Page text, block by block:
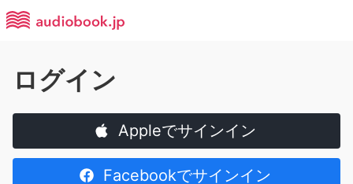
ログイン
Appleでサインイン
Facebookでサインイン